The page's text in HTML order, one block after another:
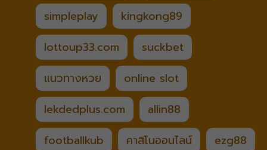
simpleplay
kingkong89
lottoup33.com
suckbet
แนวทางหวย
online slot
lekdedplus.com
allin88
footballkub
คาสิโนออนไลน์
ezg88